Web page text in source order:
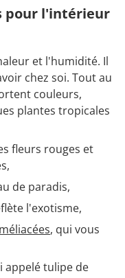
pour l'intérieur
et l'humidité. Il
chez soi. Tout au
couleurs,
plantes tropicales
fleurs rouges et
de paradis,
l'exotisme,
, qui vous
appelé tulipe de